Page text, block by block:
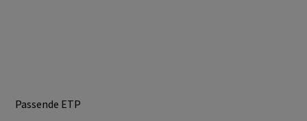
Passende ETP